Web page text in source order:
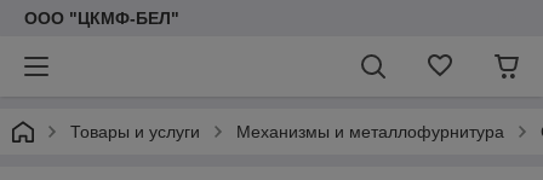
ООО "ЦКМФ-БЕЛ"
Товары и услуги Механизмы и металлофурнитура